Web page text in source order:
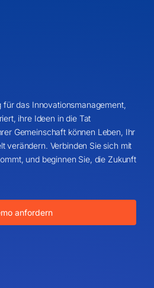
für das Innovationsmanagement,
ihre Ideen in die Tat
Gemeinschaft können Leben, Ihr
verändern. Verbinden Sie sich mit
und beginnen Sie, die Zukunft
anfordern